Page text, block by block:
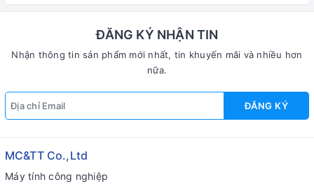
ĐĂNG KÝ NHẬN TIN
Nhận thông tin sản phẩm mới nhất, tin khuyến mãi và nhiều hơn
nữa.
ĐĂNG KÝ
MC&TT Co.,Ltd
Máy tính công nghiệp